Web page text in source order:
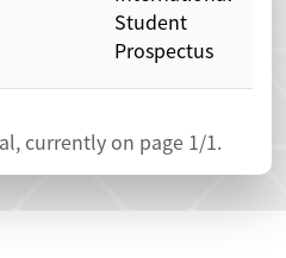
Student
Prospectus
currently on page 1/1.